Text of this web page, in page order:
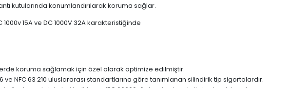
kutularında konumlandırılarak koruma sağlar.
15A ve DC 1000V 32A karakteristiğinde
koruma sağlamak için özel olarak optimize edilmiştir.
ve NFC 63 210 uluslararası standartlarına göre tanımlanan silindirik tip sigortalardır.